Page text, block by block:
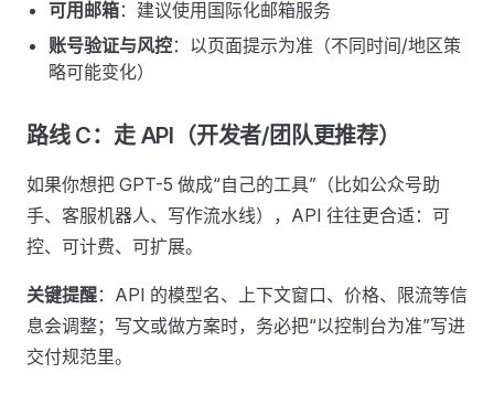
可用邮箱：建议使用国际化邮箱服务
账号验证与风控：以页面提示为准（不同时间/地区策
略可能变化）
路线 C：走 API（开发者/团队更推荐）
如果你想把 GPT-5 做成“自己的工具”（比如公众号助
手、客服机器人、写作流水线），API 往往更合适：可
控、可计费、可扩展。
关键提醒：API 的模型名、上下文窗口、价格、限流等信
息会调整；写文或做方案时，务必把“以控制台为准”写进
交付规范里。